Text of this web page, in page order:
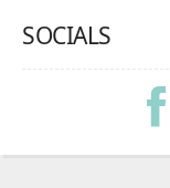
SOCIALS